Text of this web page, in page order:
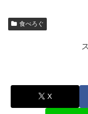
食べろぐ
X